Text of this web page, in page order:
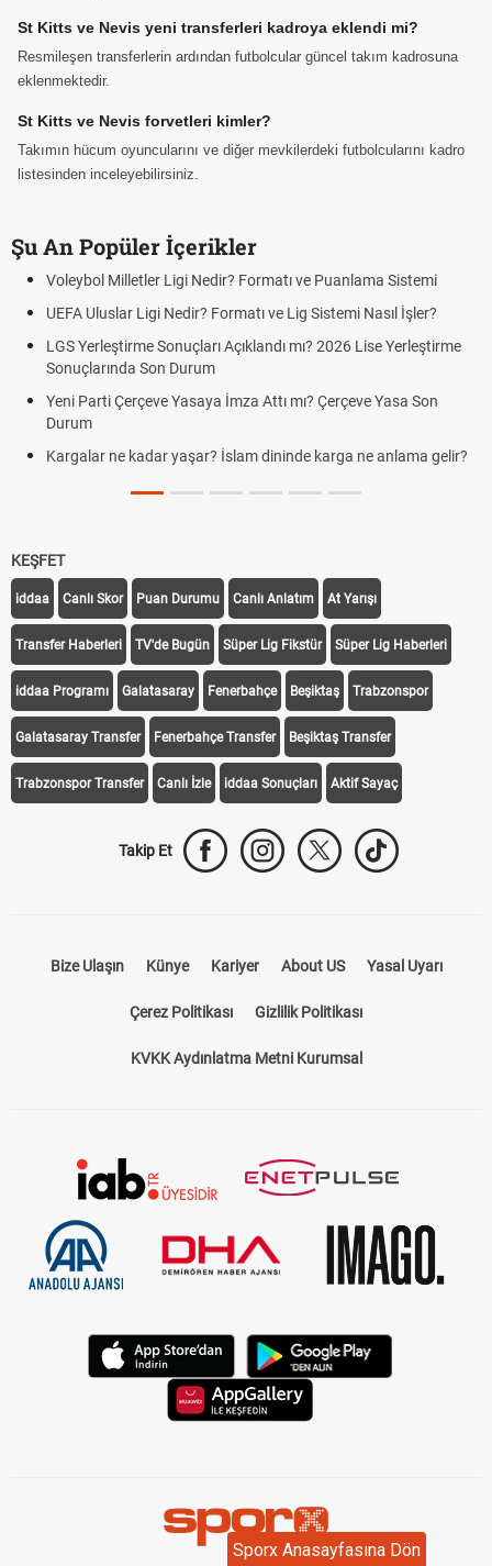
St Kitts ve Nevis yeni transferleri kadroya eklendi mi?
Resmileşen transferlerin ardından futbolcular güncel takım kadrosuna
eklenmektedir.
St Kitts ve Nevis forvetleri kimler?
Takımın hücum oyuncularını ve diğer mevkilerdeki futbolcularını kadro
listesinden inceleyebilirsiniz.
Sporx Anasayfasına Dön
Şu An Popüler İçerikler
Voleybol Milletler Ligi Nedir? Formatı ve Puanlama Sistemi
UEFA Uluslar Ligi Nedir? Formatı ve Lig Sistemi Nasıl İşler?
LGS Yerleştirme Sonuçları Açıklandı mı? 2026 Lise Yerleştirme
Sonuçlarında Son Durum
Yeni Parti Çerçeve Yasaya İmza Attı mı? Çerçeve Yasa Son
Durum
Kargalar ne kadar yaşar? İslam dininde karga ne anlama gelir?
KEŞFET
iddaa Canlı Skor Puan Durumu Canlı Anlatım At Yarışı
Transfer Haberleri TV'de Bugün Süper Lig Fikstür Süper Lig Haberleri
iddaa Programı Galatasaray Fenerbahçe Beşiktaş Trabzonspor
Galatasaray Transfer Fenerbahçe Transfer Beşiktaş Transfer
Trabzonspor Transfer Canlı İzle iddaa Sonuçları Aktif Sayaç
Takip Et
Bize Ulaşın Künye Kariyer About US Yasal Uyarı
Çerez Politikası Gizlilik Politikası
KVKK Aydınlatma Metni Kurumsal